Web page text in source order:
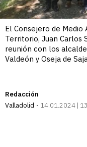
El Consejero de Medio
Territorio, Juan Carlos
reunión con los
Valdeón y Oseja de
Redacción
Valladolid
14.01.2024 |